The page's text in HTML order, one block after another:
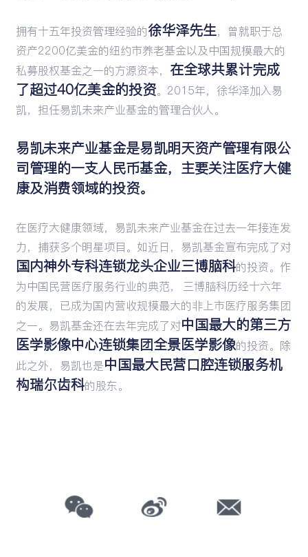
拥有十五年投资管理经验的徐华泽先生，曾就职于总
资产2200亿美金的纽约市养老基金以及中国规模最大的
私募股权基金之一的方源资本， 在全球共累计完成
了超过40亿美金的投资。2015年，徐华泽加入易
凯，担任易凯未来产业基金的管理合伙人。
易凯未来产业基金是易凯明天资产管理有限公
司管理的一支人民币基金，主要关注医疗大健
康及消费领域的投资。
在医疗大健康领域，易凯未来产业基金在过去一年接连发
力，捕获多个明星项目。如近日，易凯基金宣布完成了对
国内神外专科连锁龙头企业三博脑科的投资。作
为中国民营医疗服务行业的典范， 三博脑科历经十六年
的发展，已成为国内营收规模最大的非上市医疗服务集团
之一。易凯基金还在去年完成了对中国最大的第三方
医学影像中心连锁集团全景医学影像的投资。除
此之外，易凯也是中国最大民营口腔连锁服务机
构瑞尔齿科的股东。